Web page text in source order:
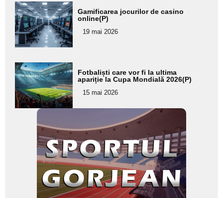
Adaugă
aici textul
pentru
subtitlu
Gamificarea jocurilor de casino
online(P)
19 mai 2026
Adaugă
aici textul
pentru
subtitlu
Fotbaliști care vor fi la ultima
apariție la Cupa Mondială 2026(P)
15 mai 2026